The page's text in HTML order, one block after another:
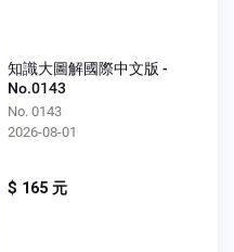
知識大圖解國際中文版 -
No.0143
No. 0143
2026-08-01
$ 165 元